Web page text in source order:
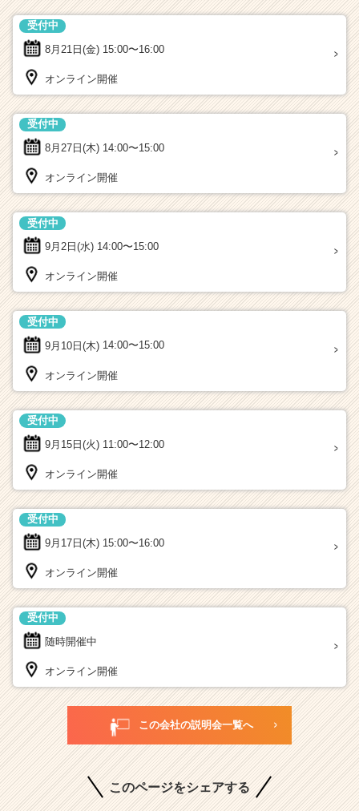
8月21日(金) 15:00〜16:00
受付中
オンライン開催
8月27日(木) 14:00〜15:00
受付中
オンライン開催
9月2日(水) 14:00〜15:00
受付中
オンライン開催
9月10日(木) 14:00〜15:00
受付中
オンライン開催
9月15日(火) 11:00〜12:00
受付中
オンライン開催
9月17日(木) 15:00〜16:00
受付中
オンライン開催
随時開催中
受付中
オンライン開催
この会社の説明会一覧へ
このページをシェアする